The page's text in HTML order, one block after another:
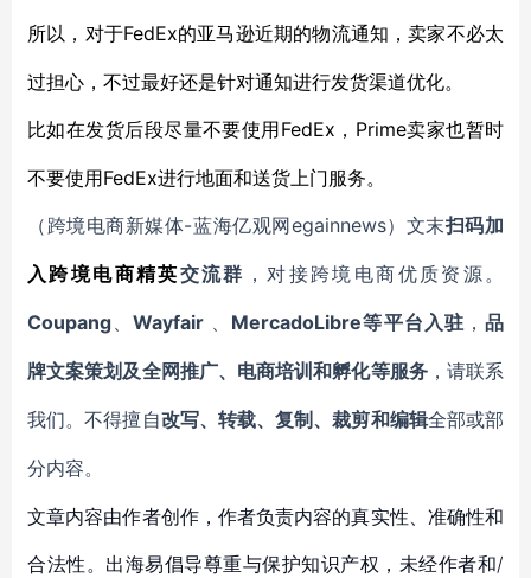
所以，对于FedEx的亚马逊近期的物流通知，卖家不必太
过担心，不过最好还是针对通知进行发货渠道优化。
比如在发货后段尽量不要使用 FedEx，Prime卖家也暂时
不要使用FedEx进行地面和送货上门服务。
（跨境电商新媒体-蓝海亿观网egainnews）文末扫码加
入 跨境电商精英交流群 ，对接跨境电商优质资源。
Coupang 、Wayfair MercadoLibre等平台入驻 ，品
牌文案策划及全网推广、电商培训和孵化等服务，请联系
我们。不得擅自改写、转载、复制、裁剪和编辑全部或部
分内容。
文章内容由作者创作，作者负责内容的真实性、准确性和
合法性。出海易倡导尊重与保护知识产权，未经作者和/